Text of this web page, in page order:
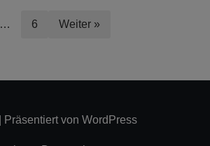
… 6 Weiter »
| Präsentiert von WordPress